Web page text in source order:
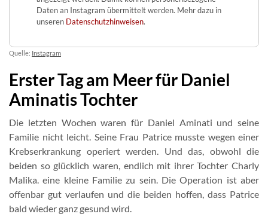
Daten an Instagram übermittelt werden. Mehr dazu in
unseren Datenschutzhinweisen.
Quelle: Instagram
Erster Tag am Meer für Daniel
Aminatis Tochter
Die letzten Wochen waren für Daniel Aminati und seine
Familie nicht leicht. Seine Frau Patrice musste wegen einer
Krebserkrankung operiert werden. Und das, obwohl die
beiden so glücklich waren, endlich mit ihrer Tochter Charly
Malika. eine kleine Familie zu sein. Die Operation ist aber
offenbar gut verlaufen und die beiden hoffen, dass Patrice
bald wieder ganz gesund wird.